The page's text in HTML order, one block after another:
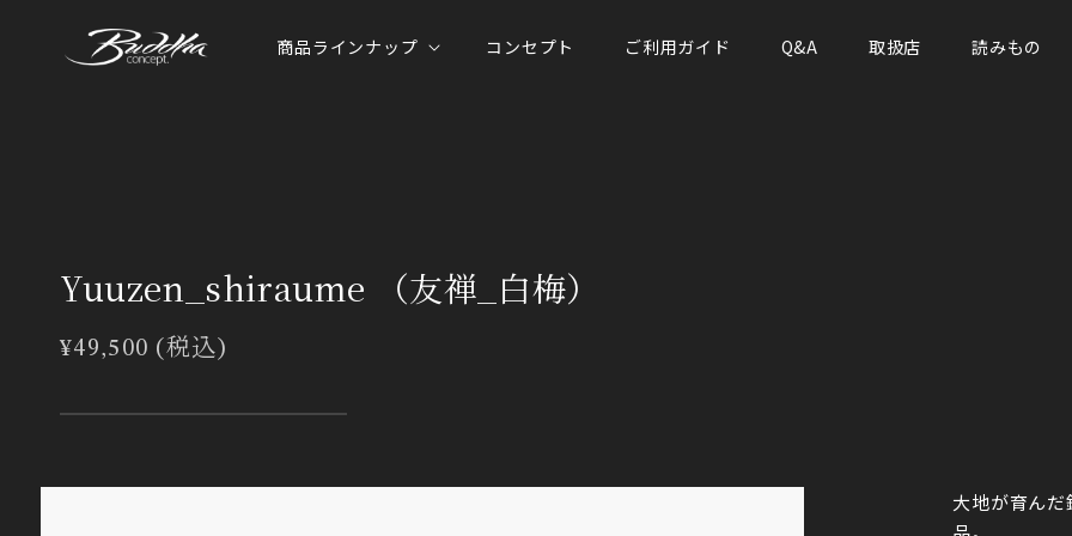
ンツに
商品ラインナップ コンセプト ご利用ガイド Q&A 取扱店 読みもの
Yuuzen_shiraume （友禅_白梅）
通
価
¥49,500 (税込)
商品情
大地が育ん